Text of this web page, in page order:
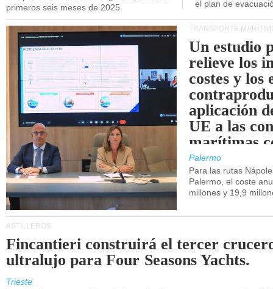
primeros seis meses de 2025.
el plan de
TRANSPORTE
Un estudio
relieve los
costes y los
aplicación
UE a las
marítimas
de Sicilia.
Palermo
Para las rutas
Palermo, el coste
millones y 19,9
ASTILLEROS
Fincantieri construirá el tercer
ultralujo para Four Seasons Yachts.
Trieste